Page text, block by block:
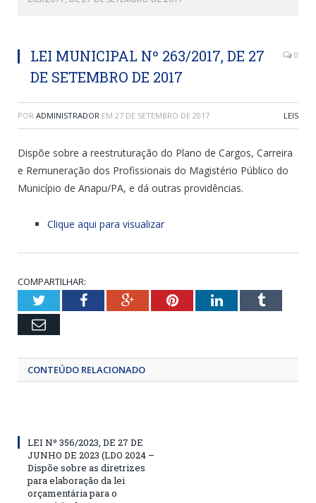
LEI MUNICIPAL Nº 263/2017, DE 27
DE SETEMBRO DE 2017
0
POR ADMINISTRADOR EM 27 DE SETEMBRO DE 2017 LEIS
Dispõe sobre a reestruturação do Plano de Cargos, Carreira
e Remuneração dos Profissionais do Magistério Público do
Município de Anapu/PA, e dá outras providências.
Clique aqui para visualizar
COMPARTILHAR:
TwitterFacebookGoogle+PinterestLinkedInTumblr
Email
CONTEÚDO RELACIONADO
LEI Nº 356/2023, DE 27 DE
JUNHO DE 2023 (LDO 2024 –
Dispõe sobre as diretrizes
para elaboração da lei
orçamentária para o